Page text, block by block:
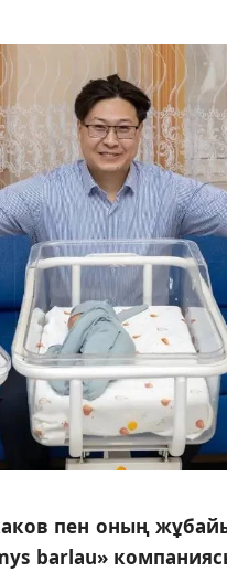
пен оның
barlau»